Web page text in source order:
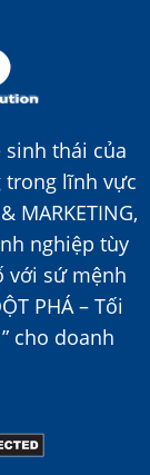
sinh thái của
trong lĩnh vực
MARKETING,
nghiệp tùy
với sứ mệnh
PHÁ – Tối
cho doanh